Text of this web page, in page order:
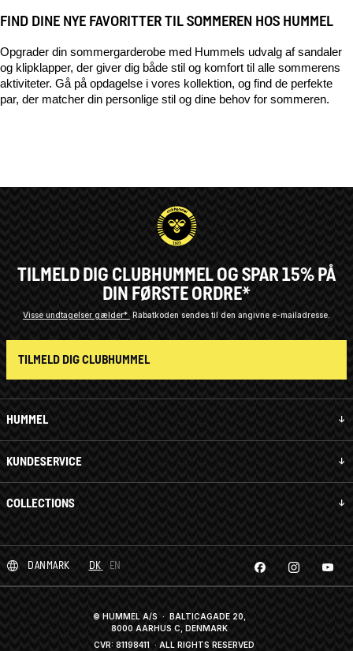
FIND DINE NYE FAVORITTER TIL SOMMEREN HOS HUMMEL
Opgrader din sommergarderobe med Hummels udvalg af sandaler
og klipklapper, der giver dig både stil og komfort til alle sommerens
aktiviteter. Gå på opdagelse i vores kollektion, og find de perfekte
par, der matcher din personlige stil og dine behov for sommeren.
HUMMEL
KUNDESERVICE
COLLECTIONS
TILMELD DIG CLUBHUMMEL OG SPAR 15% PÅ
DIN FØRSTE ORDRE*
Visse undtagelser gælder* Rabatkoden sendes til den angivne e-mailadresse.
TILMELD DIG CLUBHUMMEL
DANMARK DK EN
© HUMMEL A/S · BALTICAGADE 20,
8000 AARHUS C, DENMARK
CVR: 81198411
· ALL RIGHTS RESERVED